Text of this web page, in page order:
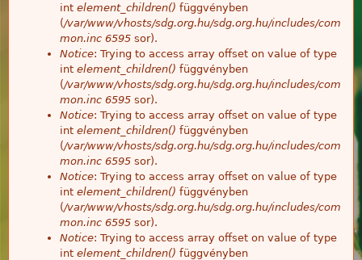
int element_children() függvényben
(/var/www/vhosts/sdg.org.hu/sdg.org.hu/includes/com
mon.inc 6595 sor).
Notice: Trying to access array offset on value of type
int element_children() függvényben
(/var/www/vhosts/sdg.org.hu/sdg.org.hu/includes/com
mon.inc 6595 sor).
Notice: Trying to access array offset on value of type
int element_children() függvényben
(/var/www/vhosts/sdg.org.hu/sdg.org.hu/includes/com
mon.inc 6595 sor).
Notice: Trying to access array offset on value of type
int element_children() függvényben
(/var/www/vhosts/sdg.org.hu/sdg.org.hu/includes/com
mon.inc 6595 sor).
Notice: Trying to access array offset on value of type
int element_children() függvényben